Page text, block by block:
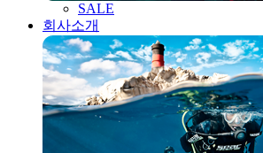
SALE
회사소개